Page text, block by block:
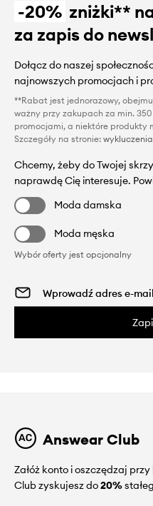
-20% zniżki**
za zapis do
Dołącz do naszej
najnowszych promocjach i
**Rabat jest jednorazowy,
ważny przy zakupach za min.
promocjami, a niektóre produkty
Szczegóły na stronie:
Chcemy, żeby do Twojej
naprawdę Cię interesuje.
Moda damska
Moda męska
Wybór oferty jest opcjonalny
Answear Club
Załóż konto i oszczędzaj
Club zyskujesz do20%